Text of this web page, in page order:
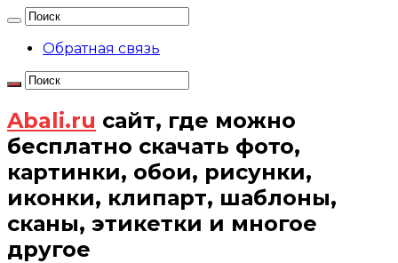
Обратная связь
Abali.ru сайт, где можно
бесплатно скачать фото,
картинки, обои, рисунки,
иконки, клипарт, шаблоны,
сканы, этикетки и многое
другое